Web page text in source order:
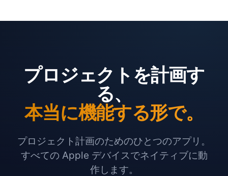
プロジェクトを計画す
る、
本当に機能する形で。
プロジェクト計画のためのひとつのアプリ。
すべての Apple デバイスでネイティブに動
作します。